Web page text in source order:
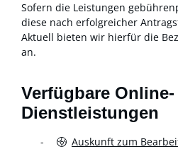
Sofern die Leistungen
diese nach erfolgreicher
Aktuell bieten wir hierfür die
an.
Verfügbare Online-
Dienstleistungen
Auskunft zum